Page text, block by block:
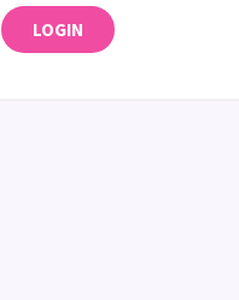
LOGIN